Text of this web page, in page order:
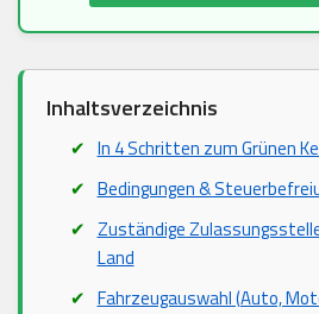
Inhaltsverzeichnis
In 4 Schritten zum Grünen
Bedingungen &
Zuständige
Land
Fahrzeugauswahl (Auto,